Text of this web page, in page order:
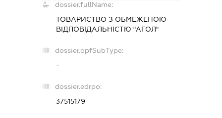
dossier.fullName:
ТОВАРИСТВО З ОБМЕЖЕНОЮ
ВІДПОВІДАЛЬНІСТЮ "АГОЛ"
dossier.opfSubType:
-
dossier.edrpo:
37515179